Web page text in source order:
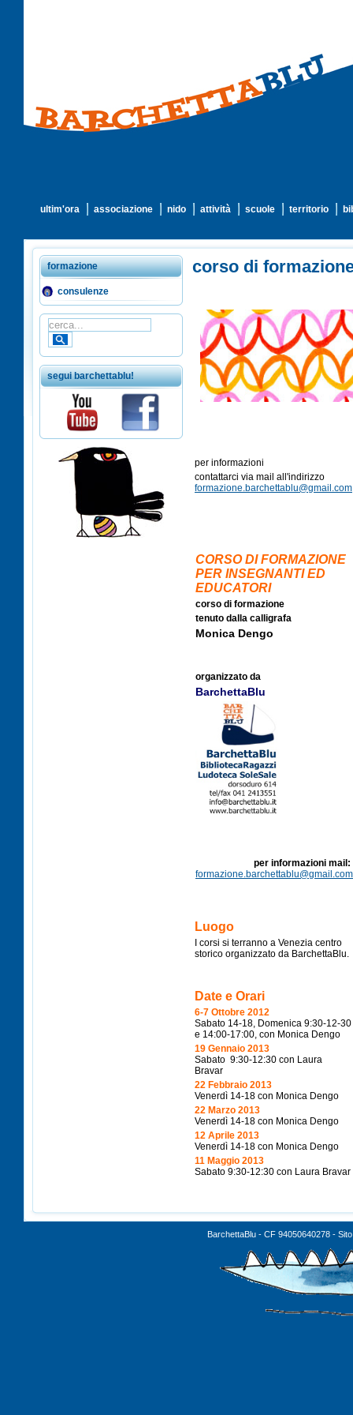
ultim'ora associazione nido attività scuole territorio
formazione
consulenze
segui barchettablu!
corso di
per informazioni
contattarci via mail all'indirizzo
formazione.barchettablu@gmail.com
CORSO DI FORMAZIONE
PER INSEGNANTI ED
EDUCATORI
corso di formazione
tenuto dalla calligrafa
Monica Dengo
organizzato da
BarchettaBlu
per informazioni mail:
formazione.barchettablu@gmail.com
Luogo
I corsi si terranno a Venezia centro
storico organizzato da BarchettaBlu.
Date e Orari
6-7 Ottobre 2012
Sabato 14-18, Domenica 9:30-12-30
e 14:00-17:00, con Monica Dengo
19 Gennaio 2013
Sabato 9:30-12:30 con Laura
Bravar
22 Febbraio 2013
Venerdì 14-18 con Monica Dengo
22 Marzo 2013
Venerdì 14-18 con Monica Dengo
12 Aprile 2013
Venerdì 14-18 con Monica Dengo
11 Maggio 2013
Sabato 9:30-12:30 con Laura Bravar
BarchettaBlu - CF 94050640278 -